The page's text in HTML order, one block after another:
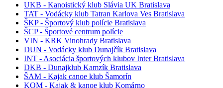
UKB - Kanoistický klub Slávia UK Bratislava
TAT - Vodácky klub Tatran Karlova Ves Bratislava
ŠKP - Športový klub polície Bratislava
ŠCP - Športové centrum polície
VIN - KRK Vinohrady Bratislava
DUN - Vodácky klub Dunajčík Bratislava
INT - Asociácia športových klubov Inter Bratislava
DKB - Dunajklub Kamzík Bratislava
ŠAM - Kajak canoe klub Šamorín
KOM - Kajak & kanoe klub Komárno